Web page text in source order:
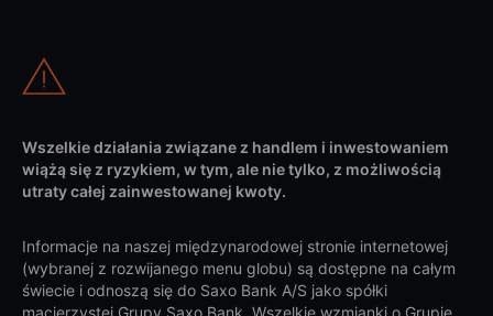
Wszelkie działania związane z handlem i inwestowaniem
wiążą się z ryzykiem, w tym, ale nie tylko, z możliwością
utraty całej zainwestowanej kwoty.
Informacje na naszej międzynarodowej stronie internetowej
(wybranej z rozwijanego menu globu) są dostępne na całym
świecie i odnoszą się do Saxo Bank A/S jako spółki